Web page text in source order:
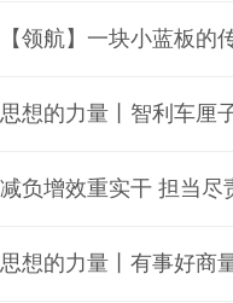
【领航】一块小蓝板的
思想的力量丨智利车厘
思想的力量丨有事好商